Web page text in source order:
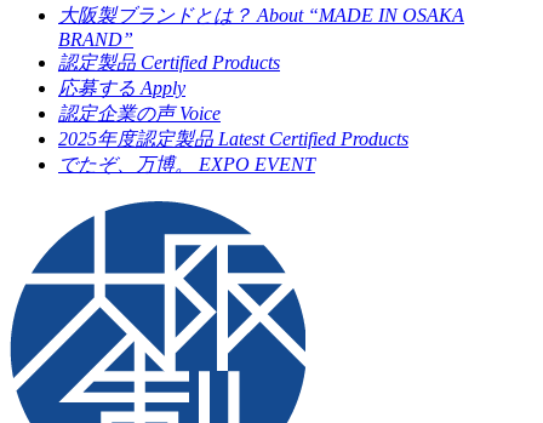
大阪製ブランドとは？ About “MADE IN OSAKA
BRAND”
認定製品 Certified Products
応募する Apply
認定企業の声 Voice
2025年度認定製品 Latest Certified Products
でたぞ、万博。
EXPO EVENT